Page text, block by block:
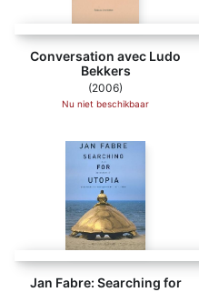
Conversation avec Ludo
Bekkers
(2006)
Nu niet beschikbaar
Jan Fabre: Searching for